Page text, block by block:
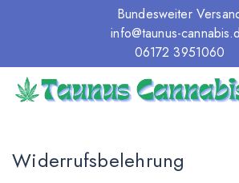
Bundesweiter
info@taunus-
06172 3951060
Widerrufsbelehrung